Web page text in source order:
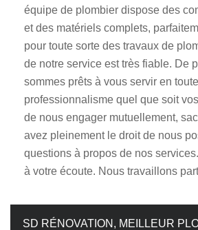
équipe de plombier dispose des
et des matériels complets,
pour toute sorte des travaux de
de notre service est très fiable. De
sommes prêts à vous servir en toute
professionnalisme quel que soit
de nous engager mutuellement,
avez pleinement le droit de nous
questions à propos de nos
à votre écoute. Nous travaillons
SD RÉNOVATION, MEILLEUR